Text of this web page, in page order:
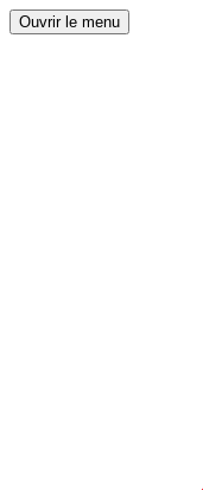
Ouvrir le menu